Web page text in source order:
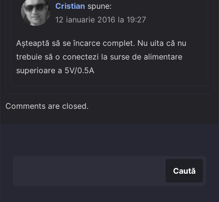
Cristian spune:
12 ianuarie 2016 la 19:27
Așteaptă să se încarce complet. Nu uita că nu
trebuie să o conectezi la surse de alimentare
superioare a 5V/0.5A
Comments are closed.
Caută